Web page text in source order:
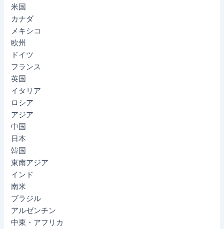
米国
カナダ
メキシコ
欧州
ドイツ
フランス
英国
イタリア
ロシア
アジア
中国
日本
韓国
東南アジア
インド
南米
ブラジル
アルゼンチン
中東・アフリカ